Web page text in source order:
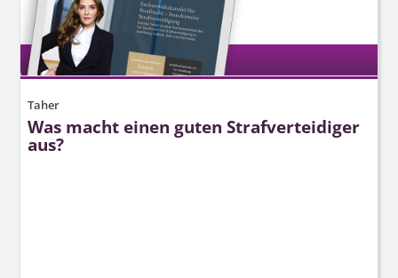
Taher
Was macht einen guten Strafverteidiger
aus?